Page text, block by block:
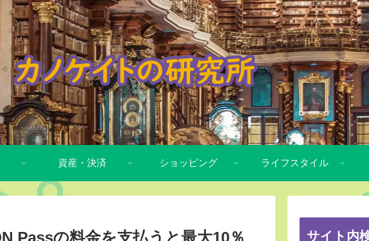
資産・決済 ショッピング ライフスタイル
Passの料金を支払うと最大10％ サイト内